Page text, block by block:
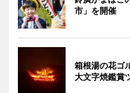
市」を開催
箱根湯の花ゴ
大文字焼鑑賞